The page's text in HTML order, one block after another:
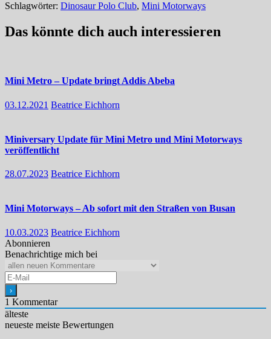
Schlagwörter: Dinosaur Polo Club, Mini Motorways
Das könnte dich auch interessieren
Mini Metro – Update bringt Addis Abeba
03.12.2021 Beatrice Eichhorn
Miniversary Update für Mini Metro und Mini Motorways
veröffentlicht
28.07.2023 Beatrice Eichhorn
Mini Motorways – Ab sofort mit den Straßen von Busan
10.03.2023 Beatrice Eichhorn
Abonnieren
Benachrichtige mich bei
1 Kommentar
älteste
neueste meiste Bewertungen